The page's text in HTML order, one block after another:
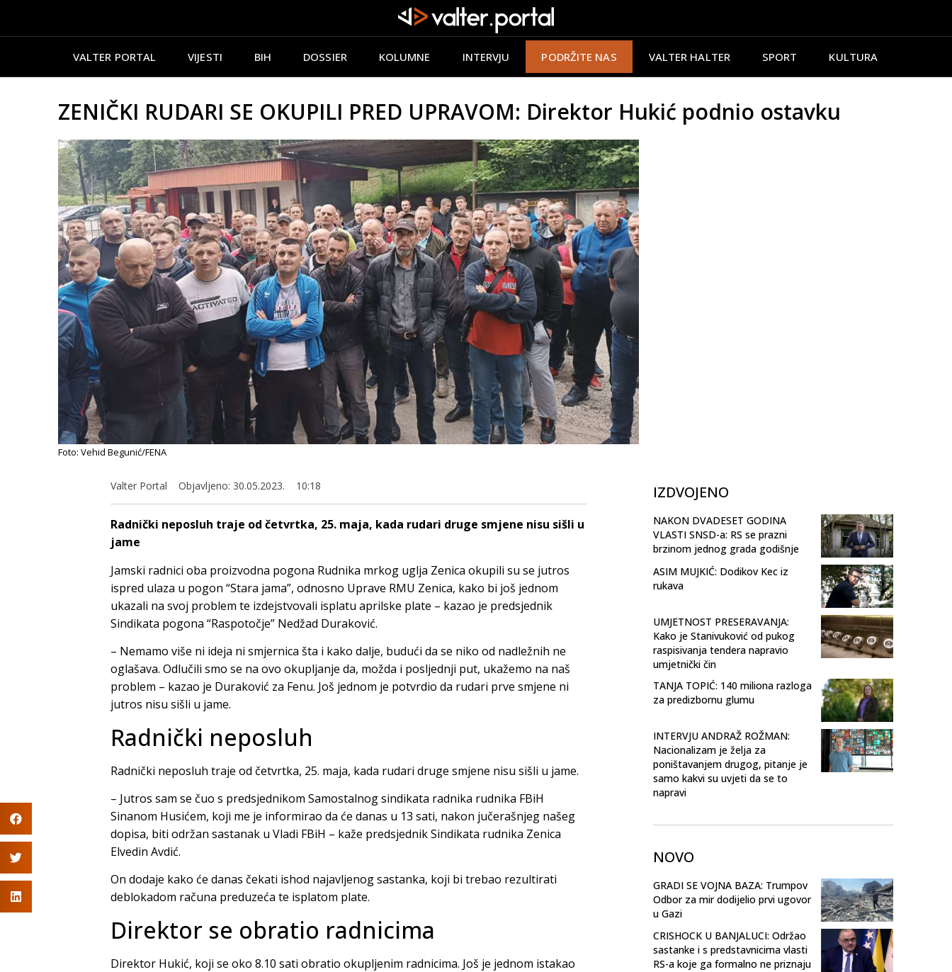
VALTER PORTAL VIJESTI BIH DOSSIER KOLUMNE INTERVJU PODRŽITE NAS VALTER HALTER SPORT KULTURA
ZENIČKI RUDARI SE OKUPILI PRED UPRAVOM: Direktor Hukić podnio ostavku
Foto: Vehid Begunić/FENA
Valter Portal Objavljeno: 30.05.2023. 10:18
Radnički neposluh traje od četvrtka, 25. maja, kada rudari druge smjene nisu sišli u
jame
Jamski radnici oba proizvodna pogona Rudnika mrkog uglja Zenica okupili su se jutros
ispred ulaza u pogon “Stara jama”, odnosno Uprave RMU Zenica, kako bi još jednom
ukazali na svoj problem te izdejstvovali isplatu aprilske plate – kazao je predsjednik
Sindikata pogona “Raspotočje” Nedžad Duraković.
– Nemamo više ni ideja ni smjernica šta i kako dalje, budući da se niko od nadležnih ne
oglašava. Odlučili smo se na ovo okupljanje da, možda i posljednji put, ukažemo na naš
problem – kazao je Duraković za Fenu. Još jednom je potvrdio da rudari prve smjene ni
jutros nisu sišli u jame.
Radnički neposluh
Radnički neposluh traje od četvrtka, 25. maja, kada rudari druge smjene nisu sišli u jame.
– Jutros sam se čuo s predsjednikom Samostalnog sindikata radnika rudnika FBiH
Sinanom Husićem, koji me je informirao da će danas u 13 sati, nakon jučerašnjeg našeg
dopisa, biti održan sastanak u Vladi FBiH – kaže predsjednik Sindikata rudnika Zenica
Elvedin Avdić.
On dodaje kako će danas čekati ishod najavljenog sastanka, koji bi trebao rezultirati
deblokadom računa preduzeća te isplatom plate.
Direktor se obratio radnicima
Direktor Hukić, koji se oko 8.10 sati obratio okupljenim radnicima. Još je jednom istakao
IZDVOJENO
NAKON DVADESET GODINA
VLASTI SNSD-a: RS se prazni
brzinom jednog grada godišnje
ASIM MUJKIĆ: Dodikov Kec iz
rukava
UMJETNOST PRESERAVANJA:
Kako je Stanivuković od pukog
raspisivanja tendera napravio
umjetnički čin
TANJA TOPIĆ: 140 miliona razloga
za predizbornu glumu
INTERVJU ANDRAŽ ROŽMAN:
Nacionalizam je želja za
poništavanjem drugog, pitanje je
samo kakvi su uvjeti da se to
napravi
NOVO
GRADI SE VOJNA BAZA: Trumpov
Odbor za mir dodijelio prvi ugovor
u Gazi
CRISHOCK U BANJALUCI: Održao
sastanke i s predstavnicima vlasti
RS-a koje ga formalno ne priznaju